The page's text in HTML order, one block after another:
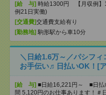
[給 与] 時給1300円 【月収例】
例21日実働)
[交通費]交通費支給有り
[勤務地] 駒形駅から車10分
＼日給1.6万～／パシフ
お手伝い♬日払いOK！[
[給 与] ■日給16,221円～ ■日
間 5,120円のお仕事あります！＃